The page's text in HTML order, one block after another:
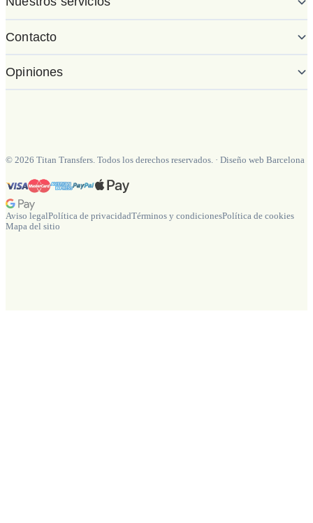
Contacto
Opiniones
© 2026 Titan Transfers. Todos los derechos reservados. · Diseño web Barcelona
Aviso legalPolítica de privacidadTérminos y condicionesPolítica de cookies
Mapa del sitio